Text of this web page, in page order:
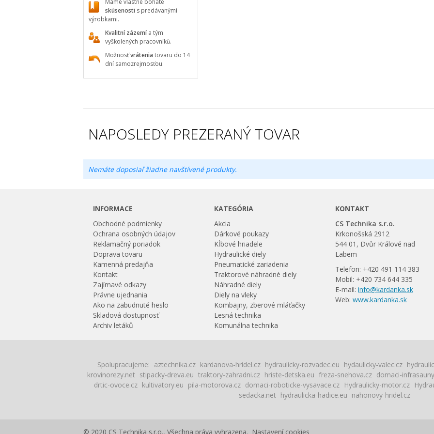
Máme vlastné bohaté
skúsenosti s predávanými
výrobkami.
Kvalitní zázemía tým
vyškolených pracovníků.
Možnosťvrátenia tovaru do 14
dní samozrejmosťou.
NAPOSLEDY PREZERANÝ TOVAR
Nemáte doposiaľ žiadne navštívené produkty.
INFORMACE
Obchodné podmienky
Ochrana osobných údajov
Reklamačný poriadok
Doprava tovaru
Kamenná predajňa
Kontakt
Zajímavé odkazy
Právne ujednania
Ako na zabudnuté heslo
Skladová dostupnosť
Archiv letáků
KATEGÓRIA
Akcia
Dárkové poukazy
Kĺbové hriadele
Hydraulické diely
Pneumatické zariadenia
Traktorové náhradné diely
Náhradné diely
Diely na vleky
Kombajny, zberové mláťačky
Lesná technika
Komunálna technika
KONTAKT
CS Technika s.r.o.
Krkonošská 2912
544 01, Dvůr Králové nad
Labem
Telefon: +420 491 114 383
Mobil: +420 734 644 335
E-mail: info@kardanka.sk
Web: www.kardanka.sk
Spolupracujeme: aztechnika.cz kardanova-hridel.cz hydraulicky-rozvadec.eu hydaulicky-valec.cz
krovinorezy.net stipacky-dreva.eu traktory-zahradni.cz hriste-detska.eu freza-snehova.cz domaci-
drtic-ovoce.cz kultivatory.eu pila-motorova.cz domaci-roboticke-vysavace.cz Hydraulicky-motor.cz
sedacka.net hydraulicka-hadice.eu nahonovy-hridel.cz
© 2020 CS Technika s.r.o., Všechna práva vyhrazena. Nastavení cookies